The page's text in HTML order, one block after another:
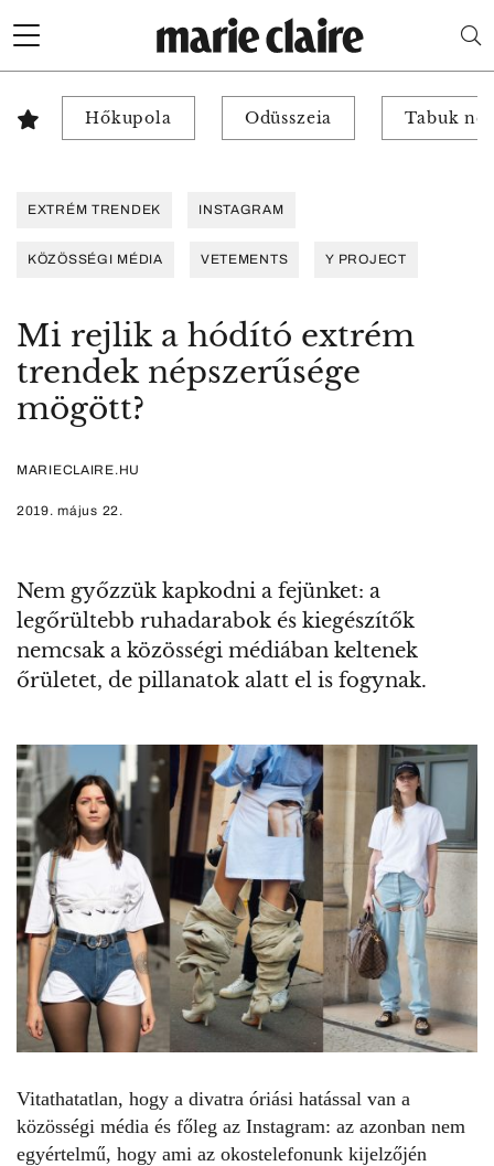
Hőkupola Odüsszeia Tabuk
EXTRÉM TRENDEK INSTAGRAM
KÖZÖSSÉGI MÉDIA VETEMENTS Y PROJECT
Mi rejlik a hódító extrém
trendek népszerűsége
mögött?
MARIECLAIRE.HU
2019. május 22.
Nem győzzük kapkodni a fejünket: a
legőrültebb ruhadarabok és kiegészítők
nemcsak a közösségi médiában keltenek
őrületet, de pillanatok alatt el is fogynak.
Vitathatatlan, hogy a divatra óriási hatással van a
közösségi média és főleg az Instagram: az azonban nem
egyértelmű, hogy ami az okostelefonunk kijelzőjén